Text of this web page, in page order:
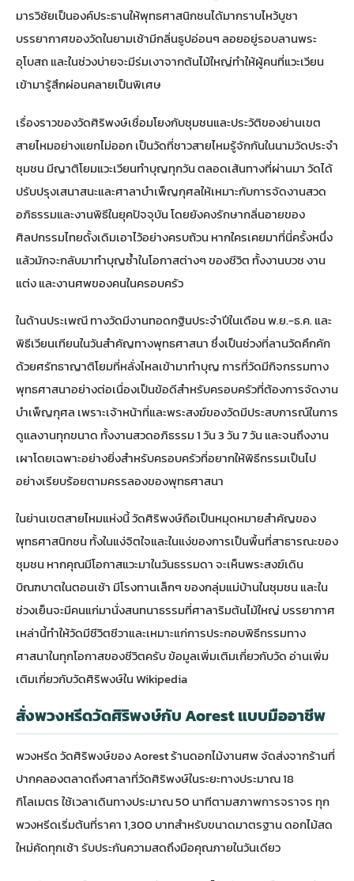
มารวิชัยเป็นองค์ประธานให้พุทธศาสนิกชนได้มากราบไหว้บูชา
บรรยากาศของวัดในยามเช้ามีกลิ่นธูปอ่อนๆ ลอยอยู่รอบลานพระ
อุโบสถ และในช่วงบ่ายจะมีร่มเงาจากต้นไม้ใหญ่ทำให้ผู้คนที่แวะเวียน
เข้ามารู้สึกผ่อนคลายเป็นพิเศษ
เรื่องราวของวัดศิริพงษ์เชื่อมโยงกับชุมชนและประวัติของย่านเขต
สายไหมอย่างแยกไม่ออก เป็นวัดที่ชาวสายไหมรู้จักกันในนามวัดประจำ
ชุมชน มีญาติโยมแวะเวียนทำบุญทุกวัน ตลอดเส้นทางที่ผ่านมา วัดได้
ปรับปรุงเสนาสนะและศาลาบำเพ็ญกุศลให้เหมาะกับการจัดงานสวด
อภิธรรมและงานพิธีในยุคปัจจุบัน โดยยังคงรักษากลิ่นอายของ
ศิลปกรรมไทยดั้งเดิมเอาไว้อย่างครบถ้วน หากใครเคยมาที่นี่ครั้งหนึ่ง
แล้วมักจะกลับมาทำบุญซ้ำในโอกาสต่างๆ ของชีวิต ทั้งงานบวช งาน
แต่ง และงานศพของคนในครอบครัว
ในด้านประเพณี ทางวัดมีงานทอดกฐินประจำปีในเดือน พ.ย.-ธ.ค. และ
พิธีเวียนเทียนในวันสำคัญทางพุทธศาสนา ซึ่งเป็นช่วงที่ลานวัดคึกคัก
ด้วยศรัทธาญาติโยมที่หลั่งไหลเข้ามาทำบุญ การที่วัดมีกิจกรรมทาง
พุทธศาสนาอย่างต่อเนื่องเป็นข้อดีสำหรับครอบครัวที่ต้องการจัดงาน
บำเพ็ญกุศล เพราะเจ้าหน้าที่และพระสงฆ์ของวัดมีประสบการณ์ในการ
ดูแลงานทุกขนาด ทั้งงานสวดอภิธรรม 1 วัน 3 วัน 7 วัน และจนถึงงาน
เผาโดยเฉพาะอย่างยิ่งสำหรับครอบครัวที่อยากให้พิธีกรรมเป็นไป
อย่างเรียบร้อยตามครรลองของพุทธศาสนา
ในย่านเขตสายไหมแห่งนี้ วัดศิริพงษ์ถือเป็นหมุดหมายสำคัญของ
พุทธศาสนิกชน ทั้งในแง่จิตใจและในแง่ของการเป็นพื้นที่สาธารณะของ
ชุมชน หากคุณมีโอกาสแวะมาในวันธรรมดา จะเห็นพระสงฆ์เดิน
บิณฑบาตในตอนเช้า มีโรงทานเล็กๆ ของกลุ่มแม่บ้านในชุมชน และใน
ช่วงเย็นจะมีคนแก่มานั่งสนทนาธรรมที่ศาลาริมต้นไม้ใหญ่ บรรยากาศ
เหล่านี้ทำให้วัดมีชีวิตชีวาและเหมาะแก่การประกอบพิธีกรรมทาง
ศาสนาในทุกโอกาสของชีวิตครับ ข้อมูลเพิ่มเติมเกี่ยวกับวัดอ่านเพิ่ม
เติมเกี่ยวกับวัดศิริพงษ์ใน Wikipedia
สั่งพวงหรีดวัดศิริพงษ์กับ Aorest แบบมืออาชีพ
พวงหรีด วัดศิริพงษ์ของAorest ร้านดอกไม้งานศพจัดส่งจากร้านที่
ปากคลองตลาดถึงศาลาที่วัดศิริพงษ์ในระยะทางประมาณ 18
กิโลเมตร ใช้เวลาเดินทางประมาณ 50 นาทีตามสภาพการจราจร ทุก
พวงหรีดเริ่มต้นที่ราคา 1,300 บาทสำหรับขนาดมาตรฐาน ดอกไม้สด
ใหม่คัดทุกเช้า รับประกันความสดถึงมือคุณภายในวันเดียว